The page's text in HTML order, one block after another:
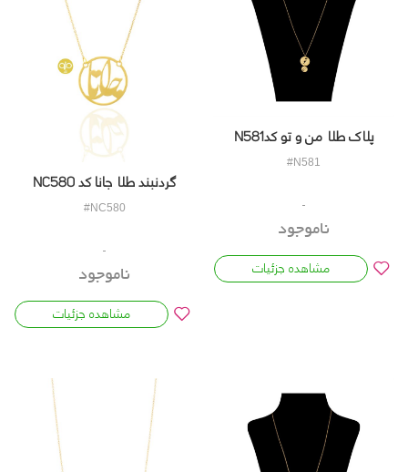
پلاک طلا من و تو کدN581
#N581
ناموجود
مشاهده جزئیات
گردنبند طلا جانا کد NC580
#NC580
ناموجود
مشاهده جزئیات